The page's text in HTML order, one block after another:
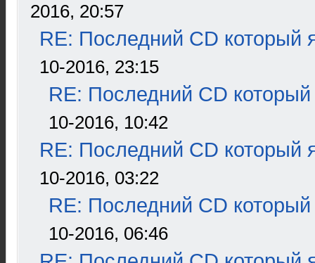
2016, 20:57
RE: Последний CD который
10-2016, 23:15
RE: Последний CD который
10-2016, 10:42
RE: Последний CD который
10-2016, 03:22
RE: Последний CD который
10-2016, 06:46